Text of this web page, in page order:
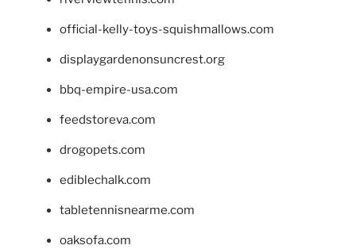
official-kelly-toys-squishmallows.com
displaygardenonsuncrest.org
bbq-empire-usa.com
feedstoreva.com
drogopets.com
ediblechalk.com
tabletennisnearme.com
oaksofa.com